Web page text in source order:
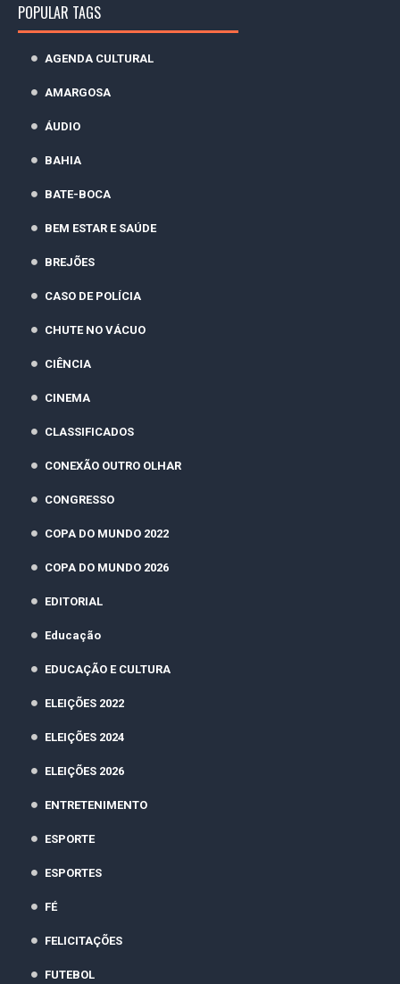
POPULAR TAGS
AGENDA CULTURAL
AMARGOSA
ÁUDIO
BAHIA
BATE-BOCA
BEM ESTAR E SAÚDE
BREJÕES
CASO DE POLÍCIA
CHUTE NO VÁCUO
CIÊNCIA
CINEMA
CLASSIFICADOS
CONEXÃO OUTRO OLHAR
CONGRESSO
COPA DO MUNDO 2022
COPA DO MUNDO 2026
EDITORIAL
Educação
EDUCAÇÃO E CULTURA
ELEIÇÕES 2022
ELEIÇÕES 2024
ELEIÇÕES 2026
ENTRETENIMENTO
ESPORTE
ESPORTES
FÉ
FELICITAÇÕES
FUTEBOL